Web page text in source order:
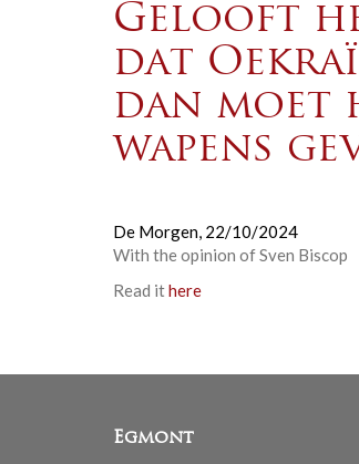
Gelooft
dat
dan moet
wapens
De Morgen, 22/10/2024
With the opinion of Sven Biscop
Read ithere
Egmont